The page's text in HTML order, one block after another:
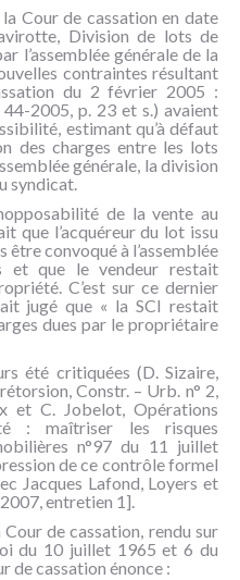
Cour de cassation en date
Division de lots de
l’assemblée générale de la
contraintes résultant
du 2 février 2005 :
44-2005, p. 23 et s.) avaient
estimant qu’à défaut
des charges entre les lots
générale, la division
syndicat.
de la vente au
que l’acquéreur du lot issu
convoqué à l’assemblée
et que le vendeur restait
C’est sur ce dernier
jugé que « la SCI restait
dues par le propriétaire
été critiquées (D. Sizaire,
Constr. – Urb. n° 2,
et C. Jobelot, Opérations
: maîtriser les risques
n°97 du 11 juillet
de ce contrôle formel
Jacques Lafond, Loyers et
entretien 1].
de cassation, rendu sur
du 10 juillet 1965 et 6 du
de cassation énonce :